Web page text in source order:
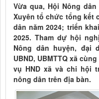
Vừa qua, Hội Nông dân
Xuyên tổ chức tổng kết
dân năm 2024; triển
2025. Tham dự hội
Nông dân huyện, đại
UBND, UBMTTQ xã
vụ HND xã và chi hội
nông dân trên địa bàn.